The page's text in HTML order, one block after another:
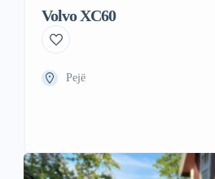
Volvo XC60
Pejë